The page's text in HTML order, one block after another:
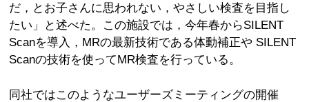
だ，とお子さんに思われない，やさしい検査を目指し
たい」と述べた。この施設では，今年春からSILENT
Scanを導入，MRの最新技術である体動補正や SILENT
Scanの技術を使ってMR検査を行っている。
同社ではこのようなユーザーズミーティングの開催